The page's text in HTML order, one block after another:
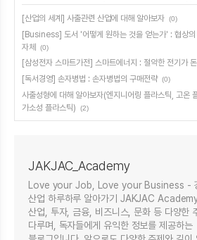
[산업의 세계] 사출관련 산업에 대해 알아보자 (0)
[Business] 도서 '어떻게 원하는 것을 얻는가' : 협상의
자체
(0)
[삼성전자 스마트가전] 스마트에너지 : 절약한 전기가
[독서경영] 손자병법 : 손자병법의 구매전략 (0)
사출성형에 대해 알아보자(엔지니어링 플라스틱, 고온
가소성 플라스틱)
(2)
JAKJAC_Academy
Love your Job, Love your Business -
산업 하루하루 알아가기 JAKJAC Academy
산업, 투자, 금융, 비즈니스, 문화 등 다양한
다루며, 독자들에게 유익한 정보를 제공하는